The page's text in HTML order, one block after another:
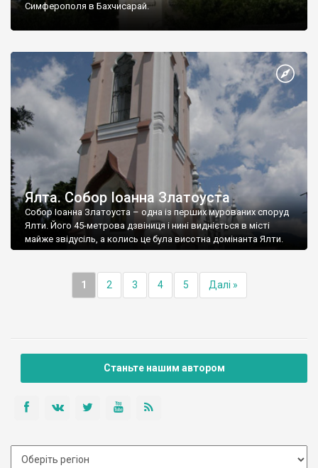
Симферополя в Бахчисарай.
Ялта. Собор Іоанна Златоуста
Собор Іоанна Златоуста – одна із перших мурованих споруд
Ялти. Його 45-метрова дзвіниця і нині видніється в місті
майже звідусіль, а колись це була висотна домінанта Ялти.
1 2 3 4 5 Далі »
Станьте нашим автором